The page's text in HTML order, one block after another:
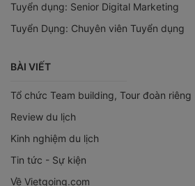
Tuyển dụng: Senior Digital Marketing
Tuyển Dụng: Chuyên viên Tuyển dụng
BÀI VIẾT
Tổ chức Team building, Tour đoàn riêng
Review du lịch
Kinh nghiệm du lịch
Tin tức - Sự kiện
Về Vietgoing.com